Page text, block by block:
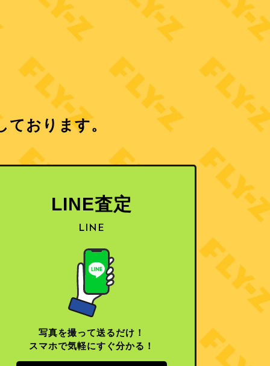
ております。
LINE査定
LINE
写真を撮って送るだけ！
スマホで気軽にすぐ分かる！